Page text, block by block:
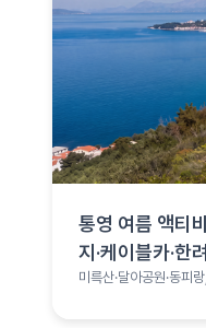
통영 여름 액티
지·케이블카·한
께
미륵산·달아공원·동피